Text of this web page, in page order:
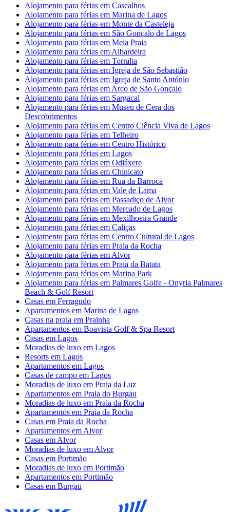
Alojamento para férias em Cascalhos
Alojamento para férias em Marina de Lagos
Alojamento para férias em Monte da Casteleja
Alojamento para férias em São Gonçalo de Lagos
Alojamento para férias em Meia Praia
Alojamento para férias em Albardeira
Alojamento para férias em Torralta
Alojamento para férias em Igreja de São Sebastião
Alojamento para férias em Igreja de Santo António
Alojamento para férias em Arco de São Gonçalo
Alojamento para férias em Sargacal
Alojamento para férias em Museu de Cera dos
Descobrimentos
Alojamento para férias em Centro Ciência Viva de Lagos
Alojamento para férias em Telheiro
Alojamento para férias em Centro Histórico
Alojamento para férias em Lagos
Alojamento para férias em Odiáxere
Alojamento para férias em Chinicato
Alojamento para férias em Rua da Barroca
Alojamento para férias em Vale de Lama
Alojamento para férias em Passadiço de Alvor
Alojamento para férias em Mercado de Lagos
Alojamento para férias em Mexilhoeira Grande
Alojamento para férias em Caliças
Alojamento para férias em Centro Cultural de Lagos
Alojamento para férias em Praia da Rocha
Alojamento para férias em Alvor
Alojamento para férias em Praia da Batata
Alojamento para férias em Marina Park
Alojamento para férias em Palmares Golfe - Onyria Palmares
Beach & Golf Resort
Casas em Ferragudo
Apartamentos em Marina de Lagos
Casas na praia em Prainha
Apartamentos em Boavista Golf & Spa Resort
Casas em Lagos
Moradias de luxo em Lagos
Resorts em Lagos
Apartamentos em Lagos
Casas de campo em Lagos
Moradias de luxo em Praia da Luz
Apartamentos em Praia do Burgau
Moradias de luxo em Praia da Rocha
Apartamentos em Praia da Rocha
Casas em Praia da Rocha
Apartamentos em Alvor
Casas em Alvor
Moradias de luxo em Alvor
Casas em Portimão
Moradias de luxo em Portimão
Apartamentos em Portimão
Casas em Burgau